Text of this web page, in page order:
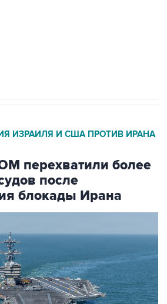
ИЗРАИЛЯ И США ПРОТИВ ИРАНА
перехватили более
после
блокады Ирана